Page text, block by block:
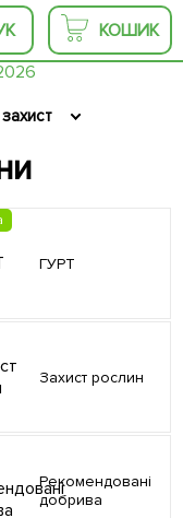
КОШИК
ГУРТ
Захист рослин
Рекомендовані
добрива